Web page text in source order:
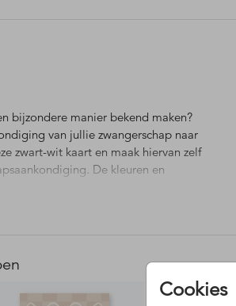
Cookies
bijzondere manier bekend maken?
van jullie zwangerschap naar
zwart-wit kaart en maak hiervan zelf
De kleuren en